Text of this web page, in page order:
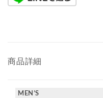
商品詳細
MEN’S